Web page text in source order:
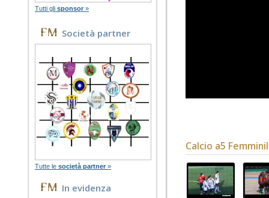
Tutti gli sponsor »
Società partner
Tutte le società partner »
In evidenza
Calcio a5